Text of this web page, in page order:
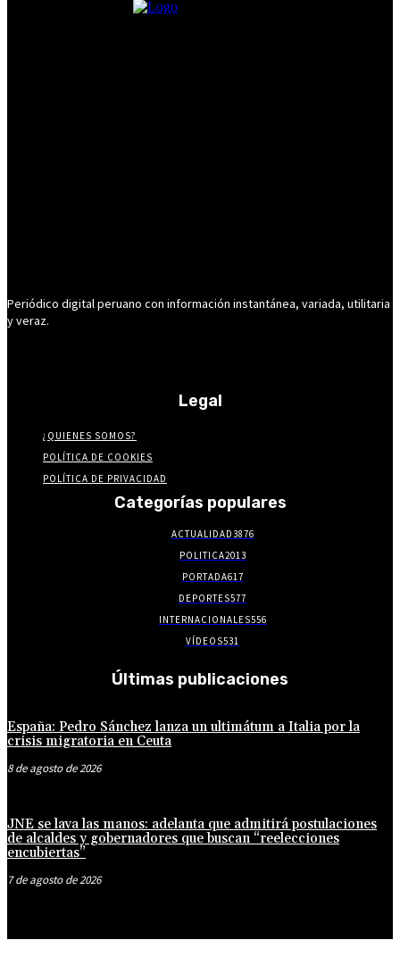
Periódico digital peruano con información instantánea, variada, utilitaria
y veraz.
Legal
¿QUIENES SOMOS?
POLÍTICA DE COOKIES
POLÍTICA DE PRIVACIDAD
Categorías populares
ACTUALIDAD3876
POLITICA2013
PORTADA617
DEPORTES577
INTERNACIONALES556
VÍDEOS531
Últimas publicaciones
España: Pedro Sánchez lanza un ultimátum a Italia por la
crisis migratoria en Ceuta
8 de agosto de 2026
JNE se lava las manos: adelanta que admitirá postulaciones
de alcaldes y gobernadores que buscan “reelecciones
encubiertas”
7 de agosto de 2026